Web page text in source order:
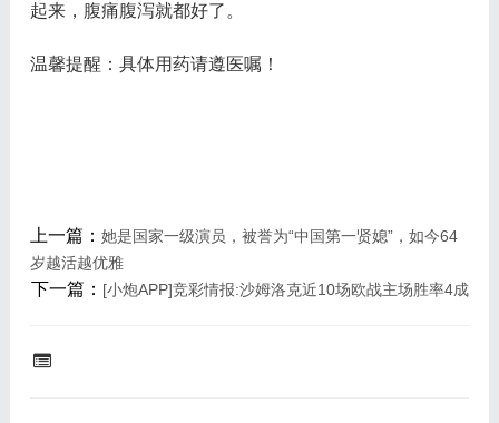
起来，腹痛腹泻就都好了。
温馨提醒：具体用药请遵医嘱！
上一篇： 她是国家一级演员，被誉为“中国第一贤媳”，如今64
岁越活越优雅
下一篇： [小炮APP]竞彩情报:沙姆洛克近10场欧战主场胜率4成